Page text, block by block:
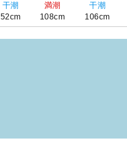
干潮 満潮 干潮
52cm
108cm 106cm